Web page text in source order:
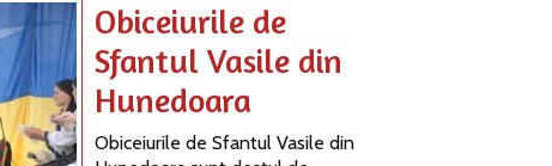
Obiceiurile de
Sfantul Vasile din
Hunedoara
Obiceiurile de Sfantul Vasile din